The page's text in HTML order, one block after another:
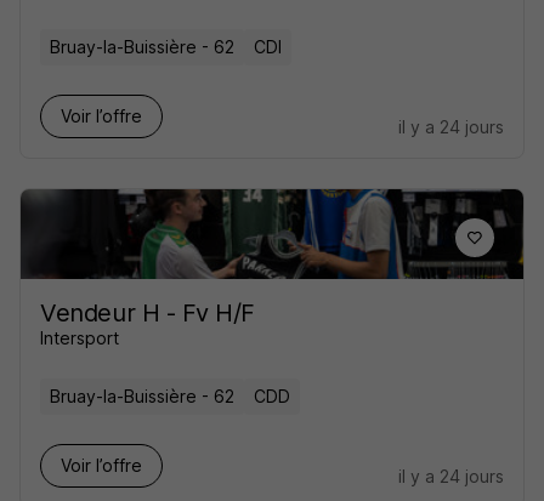
Bruay-la-Buissière - 62 CDI
Voir l’offre
il y a 24 jours
Vendeur H - Fv H/F
Intersport
Bruay-la-Buissière - 62 CDD
Voir l’offre
il y a 24 jours